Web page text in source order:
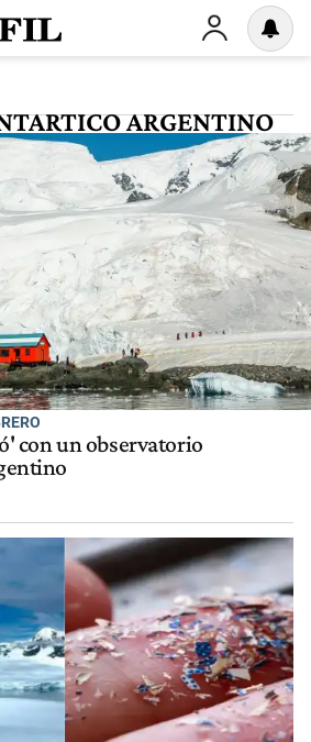
ARGENTINO
con un observatorio